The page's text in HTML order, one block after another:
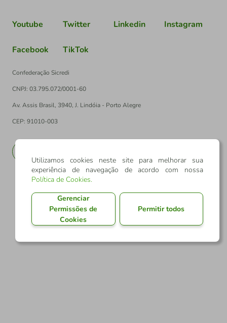
Youtube Twitter Linkedin Instagram
Facebook TikTok
Confederação Sicredi
CNPJ: 03.795.072/0001-60
Av. Assis Brasil, 3940, J. Lindóia - Porto Alegre
CEP: 91010-003
Utilizamos cookies neste site para melhorar sua
experiência de navegação de acordo com nossa
Política de Cookies.
Gerenciar
Permissões de
Cookies
Permitir todos